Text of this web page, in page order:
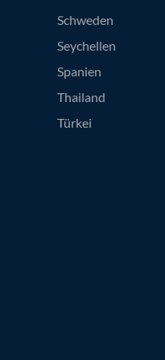
Schweden
Seychellen
Spanien
Thailand
Türkei